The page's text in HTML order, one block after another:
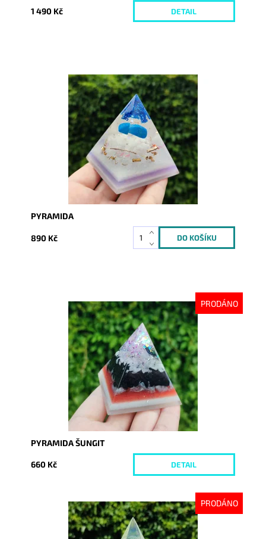
1 490 Kč DETAIL
Dostupnost:
Skladem
8737
PYRAMIDA
890 Kč
PRODÁNO
Dostupnost:
Vyprodáno
8739
PYRAMIDA ŠUNGIT
660 Kč DETAIL
PRODÁNO
Dostupnost:
Vyprodáno
8740